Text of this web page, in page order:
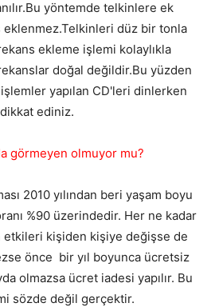
yöntemde telkinlere ek
düz bir tonla
ekleme işlemi kolaylıkla
doğal değildir.Bu yüzden
yapılan CD'leri dinlerken
dikkat ediniz.
görmeyen olmuyor mu?
2010 yılından beri yaşam boyu
%90 üzerindedir. Her ne kadar
kişiden kişiye değişse de
önce bir yıl boyunca ücretsiz
olmazsa ücret iadesi yapılır. Bu
sözde değil gerçektir.